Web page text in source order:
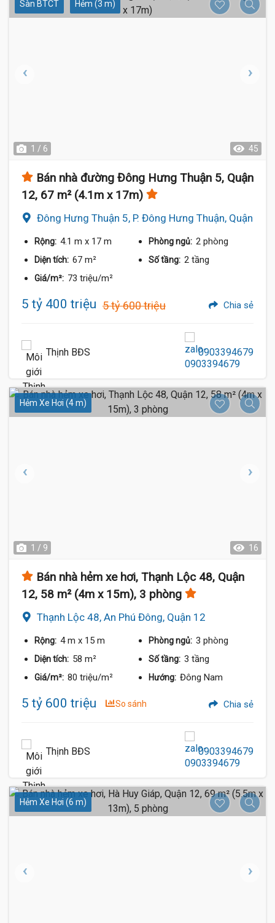
Sàn BTCT Hẻm (3 m)
1 / 6 45
Bán nhà đường Đông Hưng Thuận 5, Quận
12, 67 m² (4.1m x 17m)
Đông Hưng Thuận 5, P. Đông Hưng Thuận, Quận
Rộng: 4.1 m x 17 m Phòng ngủ: 2 phòng
Diện tích: 67 m² Số tầng: 2 tầng
Giá/m²: 73 triệu/m²
5 tỷ 400 triệu 5 tỷ 600 triệu Chia sẻ
Thịnh BĐS 0903394679
Hẻm Xe Hơi (4 m)
1 / 9 16
Bán nhà hẻm xe hơi, Thạnh Lộc 48, Quận
12, 58 m² (4m x 15m), 3 phòng
Thạnh Lộc 48, An Phú Đông, Quận 12
Rộng: 4 m x 15 m Phòng ngủ: 3 phòng
Diện tích: 58 m² Số tầng: 3 tầng
Giá/m²: 80 triệu/m² Hướng: Đông Nam
5 tỷ 600 triệu So sánh Chia sẻ
Thịnh BĐS 0903394679
Hẻm Xe Hơi (6 m)